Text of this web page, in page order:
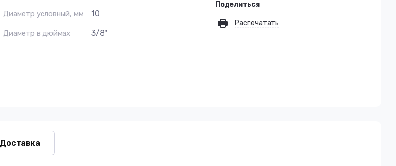
Диаметр условный, мм 10
Диаметр в дюймах 3/8"
Поделиться
Распечатать
Доставка